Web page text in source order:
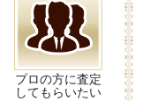
プロの方に査定
してもらいたい